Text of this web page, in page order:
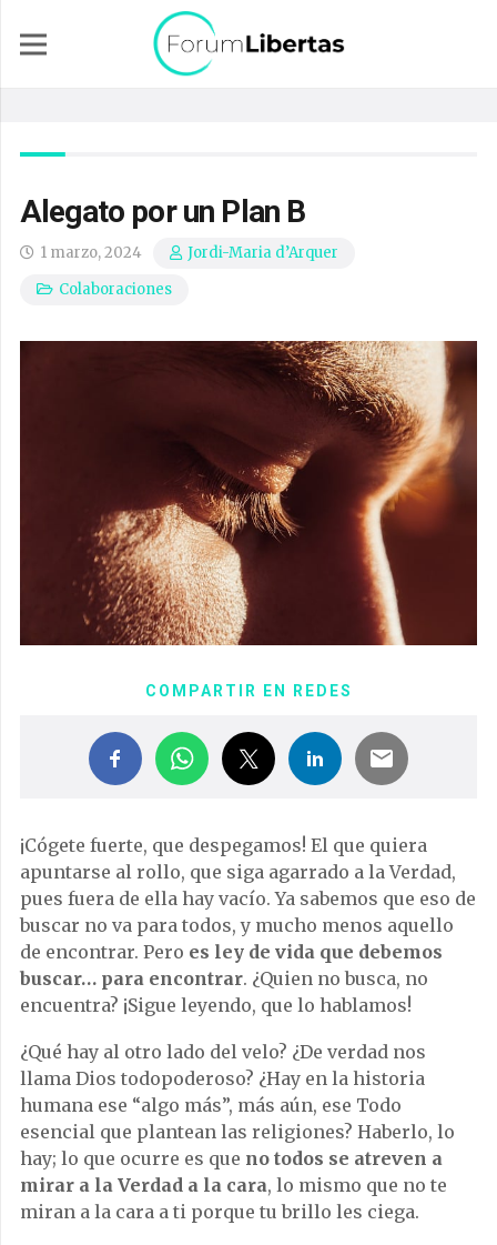
Alegato por un Plan B
1 marzo, 2024
Jordi-Maria d’Arquer
Colaboraciones
COMPARTIR EN REDES
¡Cógete fuerte, que despegamos! El que quiera
apuntarse al rollo, que siga agarrado a la Verdad,
pues fuera de ella hay vacío. Ya sabemos que eso de
buscar no va para todos, y mucho menos aquello
de encontrar. Pero es ley de vida que debemos
buscar… para encontrar. ¿Quien no busca, no
encuentra? ¡Sigue leyendo, que lo hablamos!
¿Qué hay al otro lado del velo? ¿De verdad nos
llama Dios todopoderoso? ¿Hay en la historia
humana ese “algo más”, más aún, ese Todo
esencial que plantean las religiones? Haberlo, lo
hay; lo que ocurre es que no todos se atreven a
mirar a la Verdad a la cara, lo mismo que no te
miran a la cara a ti porque tu brillo les ciega.